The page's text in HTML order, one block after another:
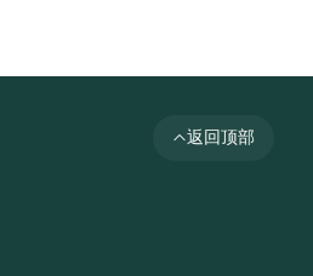
返回顶部